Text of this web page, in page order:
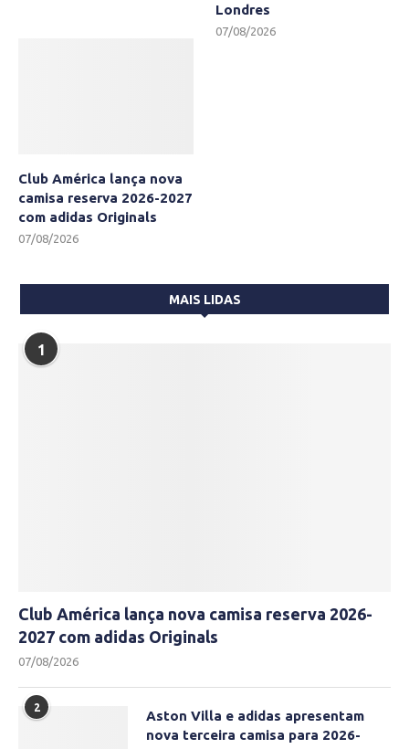
Londres
07/08/2026
Club América lança nova
camisa reserva 2026-2027
com adidas Originals
07/08/2026
MAIS LIDAS
1
Club América lança nova camisa reserva 2026-
2027 com adidas Originals
07/08/2026
2
Aston Villa e adidas apresentam
nova terceira camisa para 2026-